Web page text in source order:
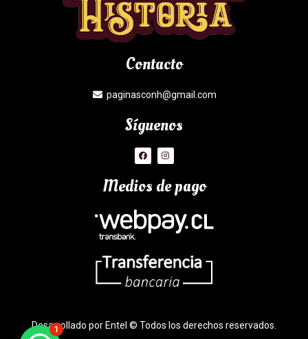
Contacto
paginasconh@gmail.com
Síguenos
Medios de pago
Desarrollado por Entel © Todos los derechos reservados.
1